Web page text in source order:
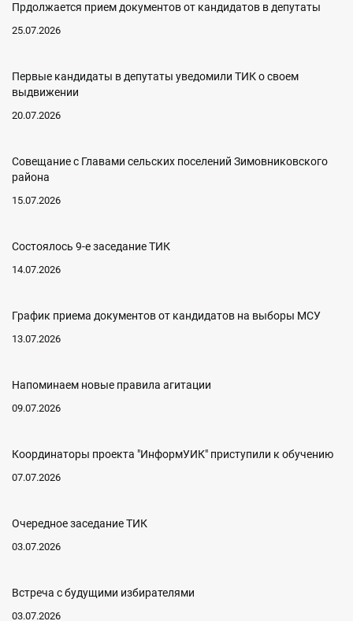
Прдолжается прием документов от кандидатов в депутаты
25.07.2026
Первые кандидаты в депутаты уведомили ТИК о своем
выдвижении
20.07.2026
Совещание с Главами сельских поселений Зимовниковского
района
15.07.2026
Состоялось 9-е заседание ТИК
14.07.2026
График приема документов от кандидатов на выборы МСУ
13.07.2026
Напоминаем новые правила агитации
09.07.2026
Координаторы проекта "ИнформУИК" приступили к обучению
07.07.2026
Очередное заседание ТИК
03.07.2026
Встреча с будущими избирателями
03.07.2026